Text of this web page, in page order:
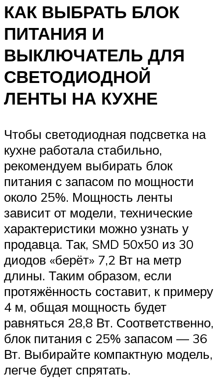
КАК ВЫБРАТЬ БЛОК
ПИТАНИЯ И
ВЫКЛЮЧАТЕЛЬ ДЛЯ
СВЕТОДИОДНОЙ
ЛЕНТЫ НА КУХНЕ
Чтобы светодиодная подсветка на
кухне работала стабильно,
рекомендуем выбирать блок
питания с запасом по мощности
около 25%. Мощность ленты
зависит от модели, технические
характеристики можно узнать у
продавца. Так, SMD 50х50 из 30
диодов «берёт» 7,2 Вт на метр
длины. Таким образом, если
протяжённость составит, к примеру
4 м, общая мощность будет
равняться 28,8 Вт. Соответственно,
блок питания с 25% запасом — 36
Вт. Выбирайте компактную модель,
легче будет спрятать.